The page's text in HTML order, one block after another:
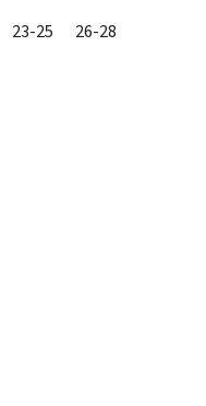
23-25 26-28